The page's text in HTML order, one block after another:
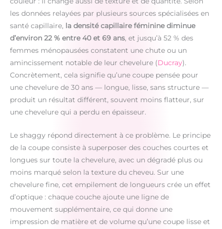
les données relayées par plusieurs sources spécialisées en
santé capillaire, la densité capillaire féminine diminue
d’environ 22 % entre 40 et 69 ans, et jusqu’à 52 % des
femmes ménopausées constatent une chute ou un
amincissement notable de leur chevelure (Ducray).
Concrètement, cela signifie qu’une coupe pensée pour
une chevelure de 30 ans — longue, lisse, sans structure —
produit un résultat différent, souvent moins flatteur, sur
une chevelure qui a perdu en épaisseur.
Le shaggy répond directement à ce problème. Le principe
de la coupe consiste à superposer des couches courtes et
longues sur toute la chevelure, avec un dégradé plus ou
moins marqué selon la texture du cheveu. Sur une
chevelure fine, cet empilement de longueurs crée un effet
d’optique : chaque couche ajoute une ligne de
mouvement supplémentaire, ce qui donne une
impression de matière et de volume qu’une coupe lisse et